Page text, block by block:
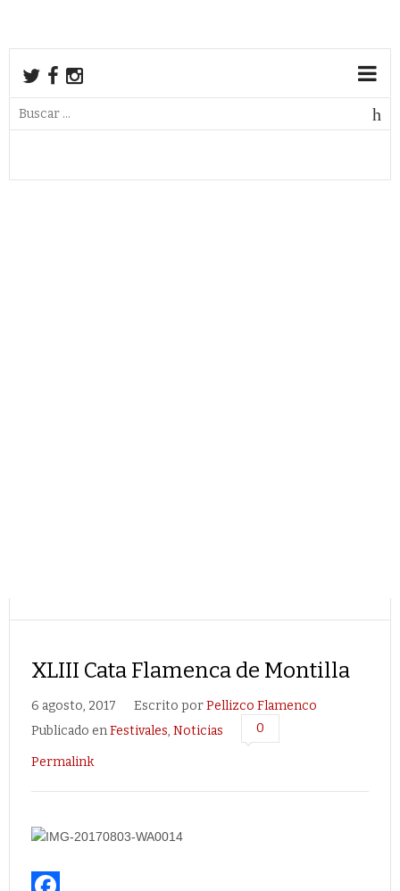
XLIII Cata Flamenca de Montilla
6 agosto, 2017 Escrito porPellizco Flamenco
Publicado enFestivales, Noticias 0
Permalink